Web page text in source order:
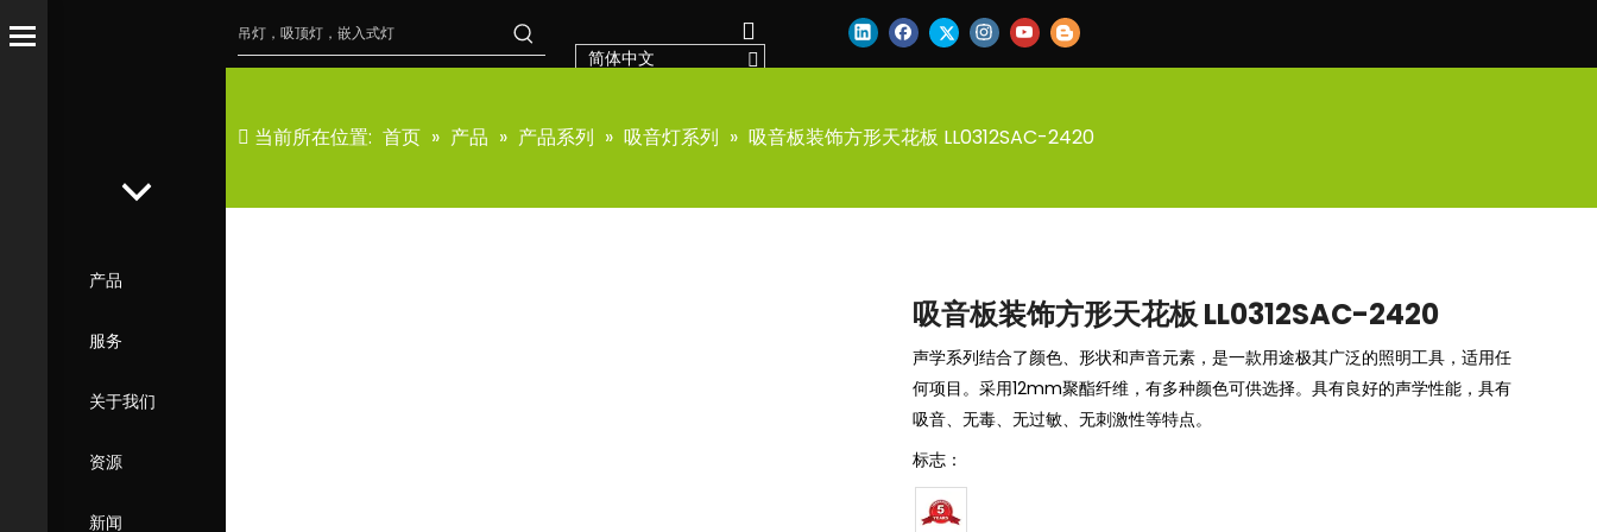
简体中文
产品
服务
关于我们
资源
新闻
当前所在位置: 首页 » 产品 » 产品系列 » 吸音灯系列 » 吸音板装饰方形天花板 LL0312SAC-2420
吸音板装饰方形天花板 LL0312SAC-2420
声学系列结合了颜色、形状和声音元素，是一款用途极其广泛的照明工具，适用任
何项目。采用12mm聚酯纤维，有多种颜色可供选择。具有良好的声学性能，具有
吸音、无毒、无过敏、无刺激性等特点。
标志：